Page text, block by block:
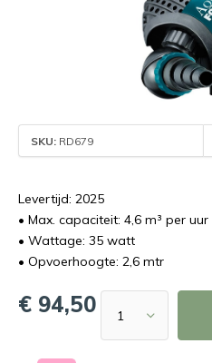
SKU: RD679
Levertijd: 2025
• Max. capaciteit: 4,6 m³ per uur
• Wattage: 35 watt
• Opvoerhoogte: 2,6 mtr
€ 94,50